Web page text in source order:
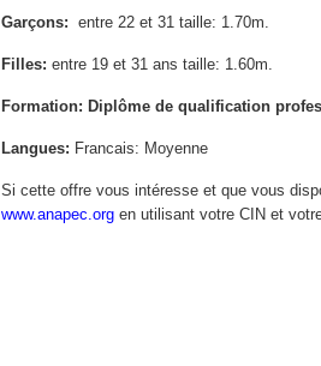
Garçons: entre 22 et 31 taille: 1.70m.
Filles: entre 19 et 31 ans taille: 1.60m.
Formation: Diplôme de qualification
Langues: Francais: Moyenne
Si cette offre vous intéresse et que vous
www.anapec.org en utilisant votre CIN et